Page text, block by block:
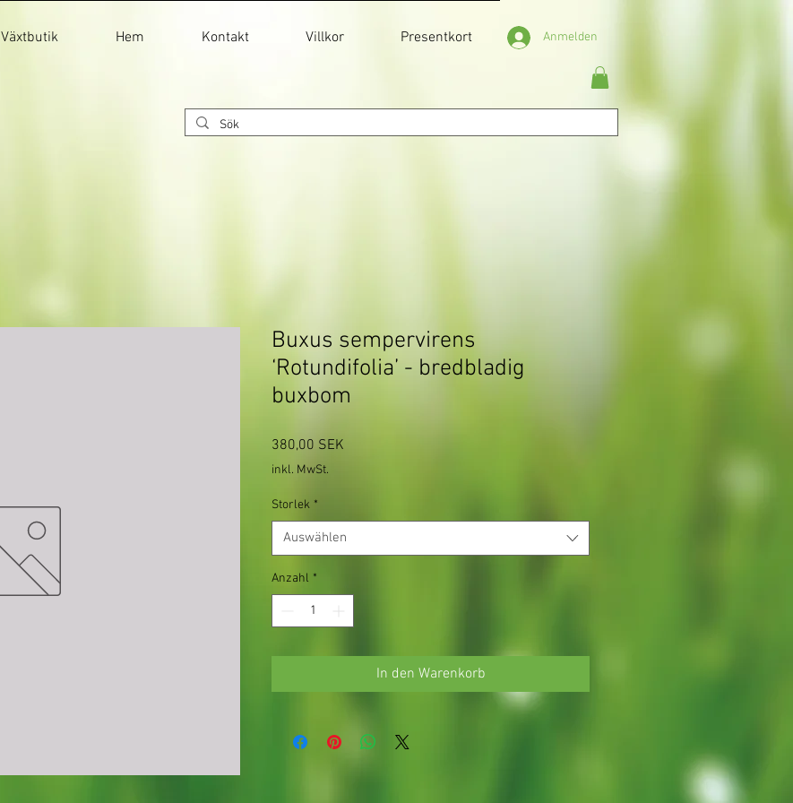
Växtbutik Hem Kontakt Villkor Presentkort Anmelden
Buxus sempervirens
‘Rotundifolia’ - bredbladig
buxbom
380,00 SEK
inkl. MwSt.
Storlek *
Auswählen
Anzahl *
In den Warenkorb